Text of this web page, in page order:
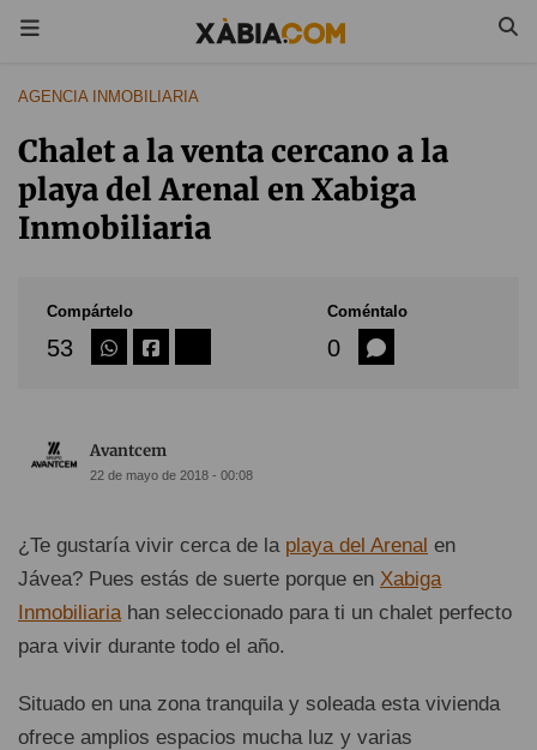
AGENCIA INMOBILIARIA
Chalet a la venta cercano a la
playa del Arenal en Xabiga
Inmobiliaria
Compártelo
53
Coméntalo
0
Avantcem
22 de mayo de 2018 - 00:08
¿Te gustaría vivir cerca de la playa del Arenal en
Jávea? Pues estás de suerte porque en Xabiga
Inmobiliariahan seleccionado para ti un chalet perfecto
para vivir durante todo el año.
Situado en una zona tranquila y soleada esta vivienda
ofrece amplios espacios mucha luz y varias